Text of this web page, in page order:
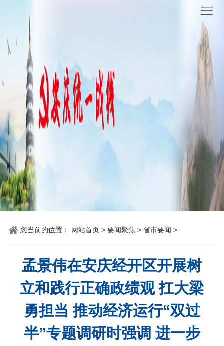
页聚战
讯
各
动
态
关
党
建
他
山
之
石
理
论
园
统
战
您当前的位置： 网站首页 > 要闻聚焦 > 省市要闻 >
孟景伟在安庆经开区开展树
立和践行正确政绩观 扛大梁
勇担当 推动经济运行“双过
半”专题调研时强调 进一步